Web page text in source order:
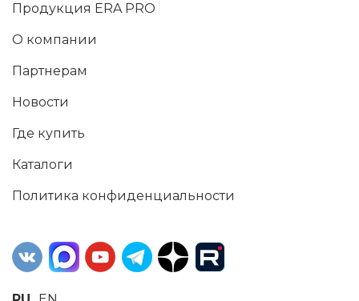
Продукция ERA PRO
О компании
Партнерам
Новости
Где купить
Каталоги
Политика конфиденциальности